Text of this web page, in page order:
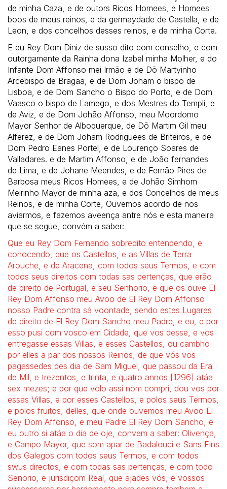
de minha Caza, e de outors Ricos Homees, e Homees
boos de meus reinos, e da germaydade de Castella, e de
Leon, e dos concelhos desses reinos, e de minha Corte.
E eu Rey Dom Diniz de susso dito com conselho, e com
outorgamente da Rainha dona Izabel minha Molher, e do
Infante Dom Affonso mei Irmão e de Dõ Martyinho
Arcebispo de Bragaa, e de Dom Joham o bispo de
Lisboa, e de Dom Sancho o Bispo do Porto, e de Dom
Vaasco o bispo de Lamego, e dos Mestres do Templi, e
de Aviz, e de Dom Johão Affonso, meu Moordomo
Mayor Senhor de Alboquerque, de Dõ Martim Gil meu
Alferez, e de Dom Joham Rodriguees de Briteiros, e de
Dom Pedro Eanes Portel, e de Lourenço Soares de
Valladares. e de Martim Affonso, e de João fernandes
de Lima, e de Johane Meendes, e de Fernão Pires de
Barbosa meus Ricos Homees, e de Johão Simhom
Meirinho Mayor de minha aza, e dos Concelhos de meus
Reinos, e de minha Corte, Ouvemos acordo de nos
aviarmos, e fazemos aveença antre nós e esta maneira
que se segue, convém a saber:
Que eu Rey Dom Fernando sobredito entendendo, e
conocendo, que os Castellos, e as Villas de Terra
Arouche, e de Aracena, com todos seus Termos, e com
todos seus direitos com todas sas pertenças, que erão
de direito de Portugal, e seu Senhorio, e que os ouve El
Rey Dom Affonso meu Avoo de El Rey Dom Affonso
nosso Padre contra sá voontade, sendo estes Lugares
de direito de El Rey Dom Sancho meu Padre, e eu, e por
esso pusi com vosco em Cidade, que vos desse, e vos
entregasse essas Villas, e esses Castellos, ou cambho
por elles a par dos nossos Reinos, de que vós vos
pagassedes des dia de Sam Miguel, que passou da Era
de Mil, e trezentos, e trinta, e quatro annos [1296] atáa
sex mezes; e por que volo assi nom compri, dou vos por
essas Villas, e por esses Castellos, e polos seus Termos,
e polos fruitos, delles, que onde ouvemos meu Avoo El
Rey Dom Affonso, e meu Padre El Rey Dom Sancho, e
eu outro si atáa o dia de oje, convem a saber: Olivença,
e Campo Mayor, que som apar de Badalouci e Sans Fins
dos Galegos com todos seus Termos, e com todos
swus directos, e com todas sas pertenças, e com todo
Senorio, e jurisdiçom Real, que ajades vós, e vossos